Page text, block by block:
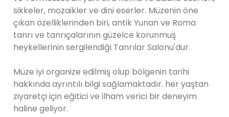
sikkeler, mozaikler ve dini eserler. Müzenin öne
çıkan özelliklerinden biri, antik Yunan ve Roma
tanrı ve tanrıçalarının güzelce korunmuş
heykellerinin sergilendiği Tanrılar Salonu'dur.
Müze iyi organize edilmiş olup bölgenin tarihi
hakkında ayrıntılı bilgi sağlamaktadır. her yaştan
ziyaretçi için eğitici ve ilham verici bir deneyim
haline geliyor.